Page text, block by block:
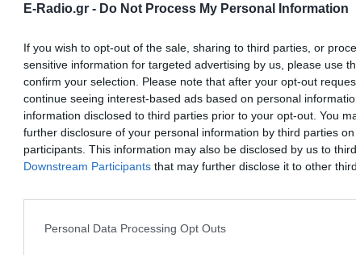
E-Radio.gr - Do Not Process My Personal Information
If you wish to opt-out of the sale, sharing to third parties, or
sensitive information for targeted advertising by us, please use
confirm your selection. Please note that after your opt-out
continue seeing interest-based ads based on personal
information disclosed to third parties prior to your opt-out. You
further disclosure of your personal information by third parties on
participants. This information may also be disclosed by us to
Downstream Participants that may further disclose it to other
Personal Data Processing Opt Outs
ζευγάρι το τελευταίο διάστημα, χωρίς να έχουν
τους. Οι φωτογραφίες στα ίδια μέρη και τα ίδια
«πρόδωσαν» τις κοινές τους διακοπές.